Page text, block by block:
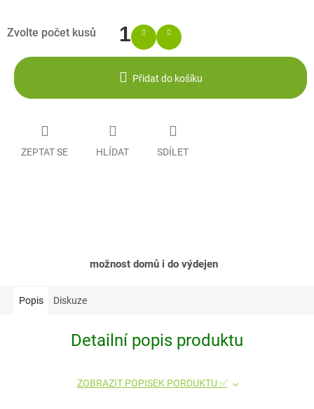
Přidat do košíku
ZEPTAT SE HLÍDAT SDÍLET
možnost domů i do výdejen
Popis Diskuze
Detailní popis produktu
ZOBRAZIT POPISEK PORDUKTU ✅